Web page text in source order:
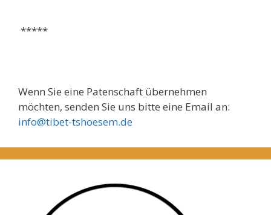
*****
Wenn Sie eine Patenschaft übernehmen
möchten, senden Sie uns bitte eine Email an:
info@tibet-tshoesem.de